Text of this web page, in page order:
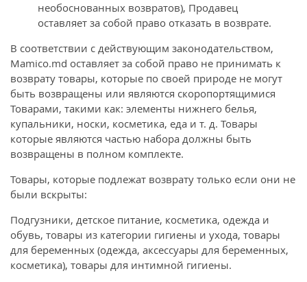
необоснованных возвратов), Продавец
оставляет за собой право отказать в возврате.
В соответствии с действующим законодательством,
Mamico.md оставляет за собой право не принимать к
возврату товары, которые по своей природе не могут
быть возвращены или являются скоропортящимися
Товарами, такими как: элементы нижнего белья,
купальники, носки, косметика, еда и т. д. Товары
которые являются частью набора должны быть
возвращены в полном комплекте.
Товары, которые подлежат возврату только если они не
были вскрыты:
Подгузники, детское питание, косметика, одежда и
обувь, товары из категории гигиены и ухода, товары
для беременных (одежда, аксессуары для беременных,
косметика), товары для интимной гигиены.